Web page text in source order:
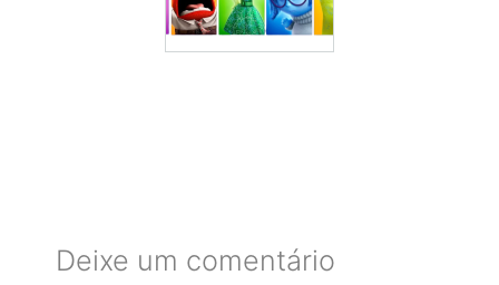
Deixe um comentário